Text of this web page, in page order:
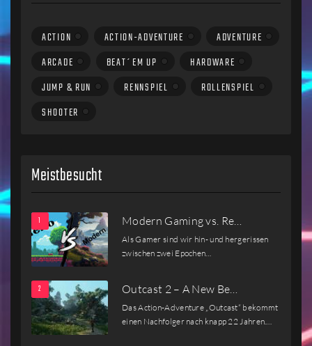
ACTION ACTION-ADVENTURE
ADVENTURE
ARCADE
BEAT´EM UP
HARDWARE
JUMP & RUN
RENNSPIEL
ROLLENSPIEL
SHOOTER
Meistbesucht
Modern Gaming vs. Re…
Als Gamer sind wir hin- und hergerissen
zwischen zwei Epochen…
Outcast 2 – A New Be…
Das Action-Adventure „Outcast“ bekommt
einen Nachfolger nach knapp 22 Jahren.…